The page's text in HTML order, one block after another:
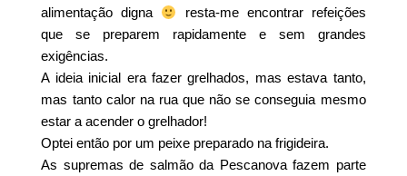
alimentação digna
resta-me encontrar refeições
que se preparem rapidamente e sem grandes
exigências.
A ideia inicial era fazer grelhados, mas estava tanto,
mas tanto calor na rua que não se conseguia mesmo
estar a acender o grelhador!
Optei então por um peixe preparado na frigideira.
As supremas de salmão da Pescanova fazem parte